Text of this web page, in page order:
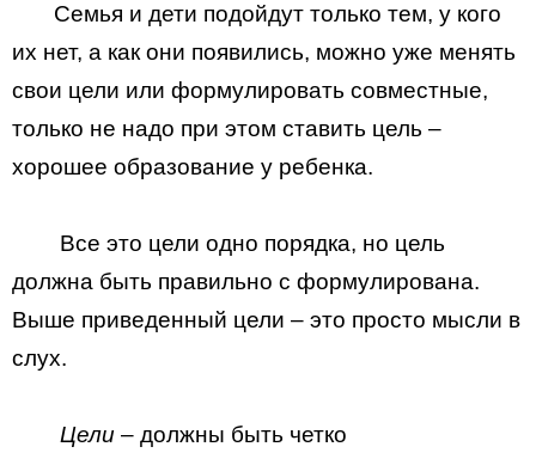
Семья и дети подойдут только тем, у кого
их нет, а как они появились, можно уже менять
свои цели или формулировать совместные,
только не надо при этом ставить цель –
хорошее образование у ребенка.
Все это цели одно порядка, но цель
должна быть правильно с формулирована.
Выше приведенный цели – это просто мысли в
слух.
Цели – должны быть четко